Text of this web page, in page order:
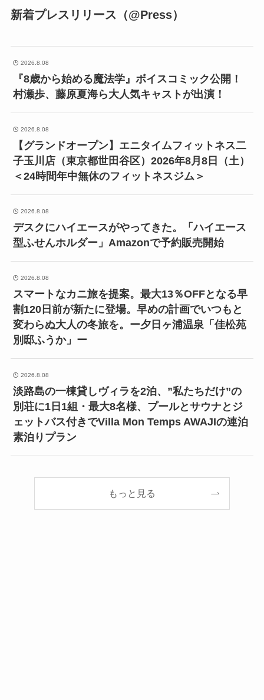
新着プレスリリース（@Press）
2026.8.08
『8歳から始める魔法学』ボイスコミック公開！
村瀬歩、藤原夏海ら大人気キャストが出演！
2026.8.08
【グランドオープン】エニタイムフィットネス二
子玉川店（東京都世田谷区）2026年8月8日（土）
＜24時間年中無休のフィットネスジム＞
2026.8.08
デスクにハイエースがやってきた。「ハイエース
型ふせんホルダー」Amazonで予約販売開始
2026.8.08
スマートなカニ旅を提案。最大13％OFFとなる早
割120日前が新たに登場。早めの計画でいつもと
変わらぬ大人の冬旅を。ー夕日ヶ浦温泉「佳松苑
別邸ふうか」ー
2026.8.08
淡路島の一棟貸しヴィラを2泊、”私たちだけ”の
別荘に1日1組・最大8名様、プールとサウナとジ
ェットバス付きでVilla Mon Temps AWAJIの連泊
素泊りプラン
もっと見る